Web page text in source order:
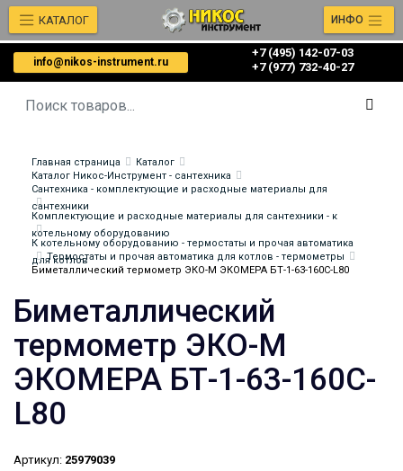
info@nikos-instrument.ru
+7 (495) 142-07-03
‎‎+7 (977) 732-40-27
КАТАЛОГ ИНФО
Главная страница
Каталог
Каталог Никос-Инструмент - сантехника
Сантехника - комплектующие и расходные материалы для
сантехники
Комплектующие и расходные материалы для сантехники - к
котельному оборудованию
К котельному оборудованию - термостаты и прочая автоматика
для котлов
Термостаты и прочая автоматика для котлов - термометры
Биметаллический термометр ЭКО-М ЭКОМЕРА БТ-1-63-160С-L80
Биметаллический
термометр ЭКО-М
ЭКОМЕРА БТ-1-63-160С-
L80
Артикул: 25979039